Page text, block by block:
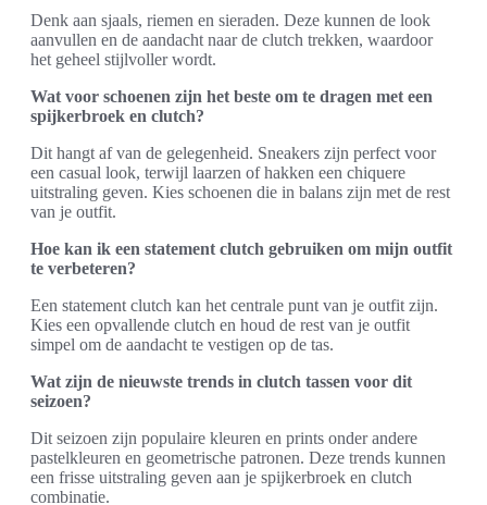
Denk aan sjaals, riemen en sieraden. Deze kunnen de look
aanvullen en de aandacht naar de clutch trekken, waardoor
het geheel stijlvoller wordt.
Wat voor schoenen zijn het beste om te dragen met een
spijkerbroek en clutch?
Dit hangt af van de gelegenheid. Sneakers zijn perfect voor
een casual look, terwijl laarzen of hakken een chiquere
uitstraling geven. Kies schoenen die in balans zijn met de rest
van je outfit.
Hoe kan ik een statement clutch gebruiken om mijn outfit
te verbeteren?
Een statement clutch kan het centrale punt van je outfit zijn.
Kies een opvallende clutch en houd de rest van je outfit
simpel om de aandacht te vestigen op de tas.
Wat zijn de nieuwste trends in clutch tassen voor dit
seizoen?
Dit seizoen zijn populaire kleuren en prints onder andere
pastelkleuren en geometrische patronen. Deze trends kunnen
een frisse uitstraling geven aan je spijkerbroek en clutch
combinatie.